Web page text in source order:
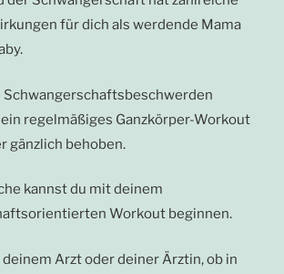
für dich als werdende Mama
regelmäßiges Ganzkörper-Workout
gänzlich behoben.
kannst du mit deinem
Workout beginnen.
Arzt oder deiner Ärztin, ob in